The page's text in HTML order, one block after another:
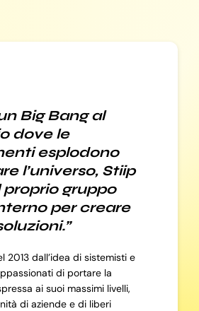
Big Bang al
dove le
esplodono
l’universo, Stiip
proprio gruppo
per creare
2013 dall’idea di sistemisti e
di portare la
ai suoi massimi livelli,
di aziende e di liberi